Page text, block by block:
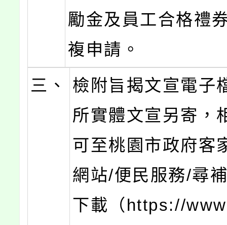
勵金及員工合格禮
複申請。
三、
檢附旨揭文宣電子
所實體文宣另寄，
可至桃園市政府客
網站/便民服務/尋
下載（https://